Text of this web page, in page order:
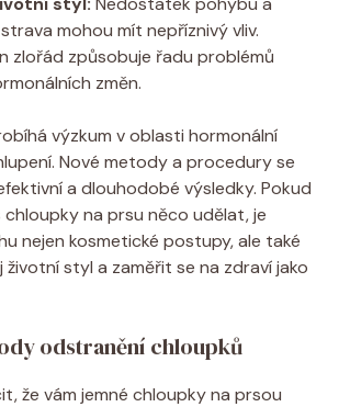
mohou mít nepříznivý vliv.
zlořád způsobuje řadu problémů
změn.
výzkum v oblasti hormonální
Nové metody a procedury se
a dlouhodobé výsledky. Pokud
na prsu něco udělat, je
nejen kosmetické postupy, ale také
styl a zaměřit se na zdraví jako
odstranění chloupků
že vám jemné chloupky na prsou